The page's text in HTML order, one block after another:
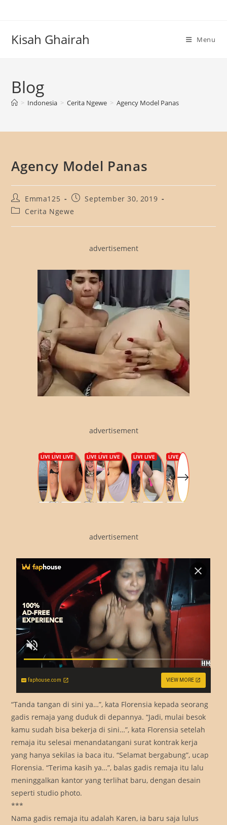
Kisah Ghairah Menu
Blog
> Indonesia > Cerita Ngewe > Agency Model Panas
Agency Model Panas
Post
author:
Emma125
PostSeptember 30, 2019
PostCerita Ngewe
advertisement
advertisement
advertisement
faphouse.com VIEW MORE
“Tanda tangan di sini ya…”, kata Florensia kepada seorang
gadis remaja yang duduk di depannya. “Jadi, mulai besok
kamu sudah bisa bekerja di sini…”, kata Florensia setelah
remaja itu selesai menandatangani surat kontrak kerja
yang hanya sekilas ia baca itu. “Selamat bergabung”, ucap
Florensia. “Terima kasih ya…”, balas gadis remaja itu lalu
meninggalkan kantor yang terlihat baru, dengan desain
seperti studio photo.
***
Nama gadis remaja itu adalah Karen, ia baru saja lulus